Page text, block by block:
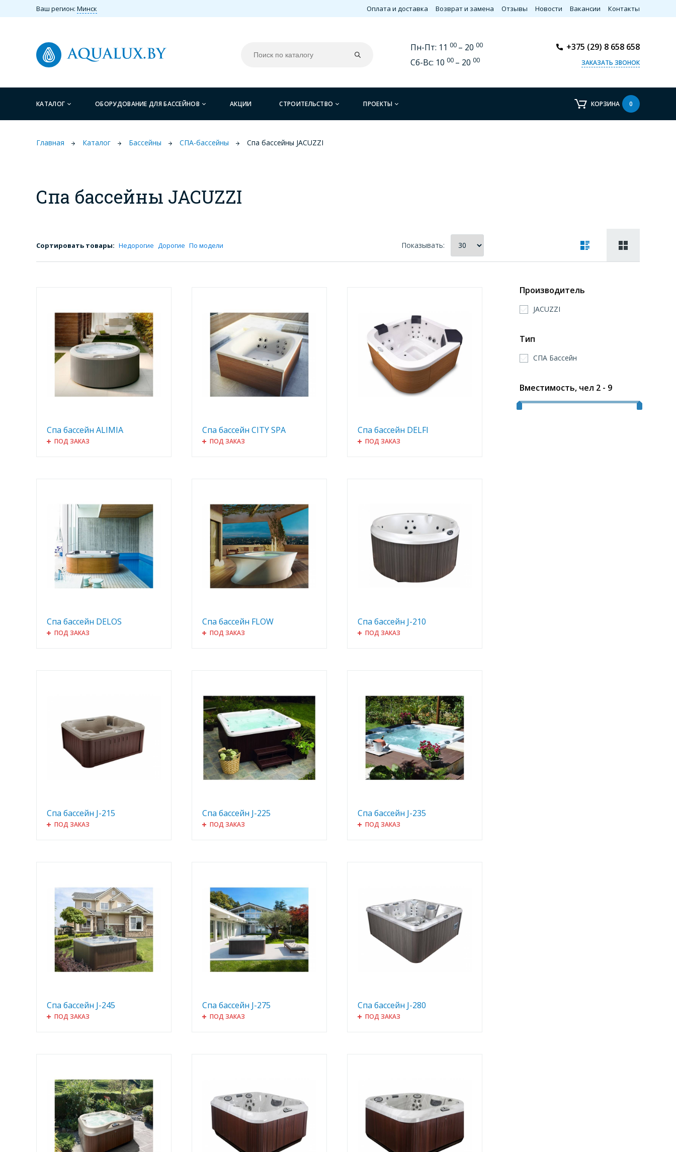
Ваш регион: Минск Оплата и доставка Возврат и замена Отзывы Новости Вакансии Контакты
Пн-Пт: 11 00 – 20 00
Сб-Вс: 10 00 – 20 00
+375 (29) 8 658 658
ЗАКАЗАТЬ ЗВОНОК
КАТАЛОГ ОБОРУДОВАНИЕ ДЛЯ БАССЕЙНОВ АКЦИИ СТРОИТЕЛЬСТВО ПРОЕКТЫ КОРЗИНА 0
Главная Каталог Бассейны СПА-бассейны Спа бассейны JACUZZI
Спа бассейны JACUZZI
Сортировать товары: Недорогие Дорогие По модели Показывать:
Спа бассейн ALIMIA
ПОД ЗАКАЗ
Спа бассейн CITY SPA
ПОД ЗАКАЗ
Спа бассейн DELFI
ПОД ЗАКАЗ
Спа бассейн DELOS
ПОД ЗАКАЗ
Спа бассейн FLOW
ПОД ЗАКАЗ
Спа бассейн J-210
ПОД ЗАКАЗ
Спа бассейн J-215
ПОД ЗАКАЗ
Спа бассейн J-225
ПОД ЗАКАЗ
Спа бассейн J-235
ПОД ЗАКАЗ
Спа бассейн J-245
ПОД ЗАКАЗ
Спа бассейн J-275
ПОД ЗАКАЗ
Спа бассейн J-280
ПОД ЗАКАЗ
Производитель
JACUZZI
Тип
СПА Бассейн
Вместимость, чел 2- 9